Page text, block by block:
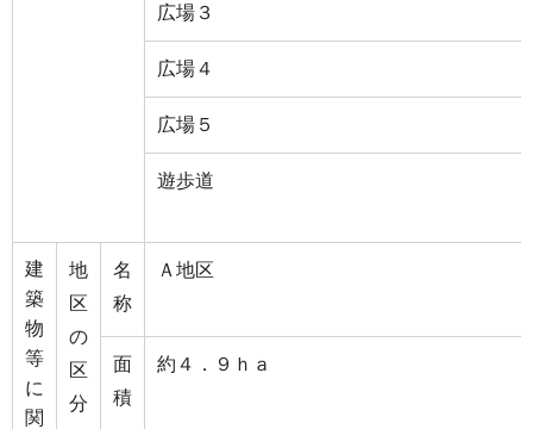
広場３
広場４
広場５
遊歩道
建
築
物
等
に
関
地
区
の
区
分
名
称
Ａ地区
面
積
約４．９ｈａ